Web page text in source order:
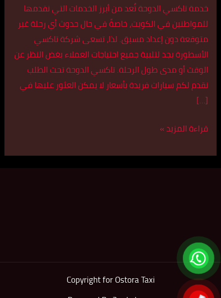
خدمة تاكسي الدوحة تُعد من أبرز الخدمات التي نقدمها
للمواطنين في الكويت، خاصةً في حال حدوث أي رحلة غير
متوقعة دون إعداد مسبق. لذا، تسعى شركة تاكسي
الأسطورة بجد لتلبية جميع احتياجات العملاء بغض النظر عن
الوقت أو مدى طول الرحلة. تاكسي الدوحة تحت الطلب
نقدم لكم سيارات فريدة بأسعار لا يمكن العثور عليها في
[…]
قراءة المزيد »
Copyright for Ostora Taxi